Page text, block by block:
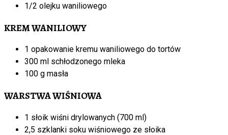
1/2 olejku waniliowego
KREM WANILIOWY
1 opakowanie kremu waniliowego do tortów
300 ml schłodzonego mleka
100 g masła
WARSTWA WIŚNIOWA
1 słoik wiśni drylowanych (700 ml)
2,5 szklanki soku wiśniowego ze słoika